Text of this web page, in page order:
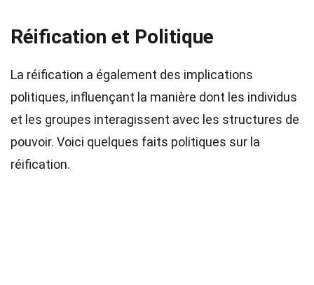
Réification et Politique
La réification a également des implications
politiques, influençant la manière dont les individus
et les groupes interagissent avec les structures de
pouvoir. Voici quelques faits politiques sur la
réification.